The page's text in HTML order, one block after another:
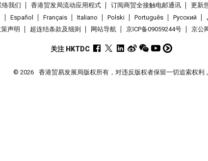
络我们 香港贸发局流动应用程式 订阅商贸全接触电邮通讯 更新
Español Français Italiano Polski Português Pусский
声明 超连结条款及细则 网站导航 京ICP备09059244号 京公
关注 HKTDC
© 2026 香港贸易发展局版权所有，对违反版权者保留一切追索权利